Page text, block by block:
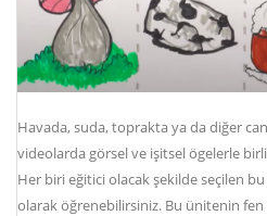
Havada, suda, toprakta ya da diğer
videolarda görsel ve işitsel ögelerle
Her biri eğitici olacak şekilde seçilen
olarak öğrenebilirsiniz. Bu ünitenin fen